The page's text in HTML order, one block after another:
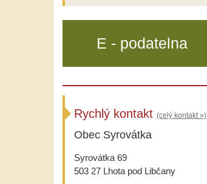
E - podatelna
Rychlý kontakt (celý kontakt »)
Obec Syrovátka
Syrovátka 69
503 27 Lhota pod Libčany